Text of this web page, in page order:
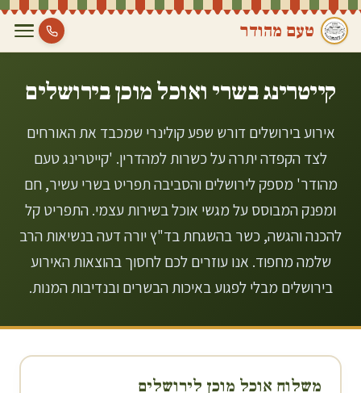
טעם מהודר
קייטרינג בשרי ואוכל מוכן בירושלים
אירוע בירושלים דורש שפע קולינרי שמכבד את האורחים
לצד הקפדה יתרה על כשרות למהדרין. 'קייטרינג טעם
מהודר' מספק לירושלים והסביבה תפריט בשרי עשיר, חם
ומפנק המבוסס על מגשי אוכל בשירות עצמי. התפריט קל
להכנה והגשה, כשר בהשגחת בד"ץ יורה דעה בנשיאות הרב
שלמה מחפוד. אנו עוזרים לכם לחסוך בהוצאות האירוע
בירושלים מבלי לפגוע באיכות הבשרים ובנדיבות המנות.
משלוח אוכל מוכן לירושלים